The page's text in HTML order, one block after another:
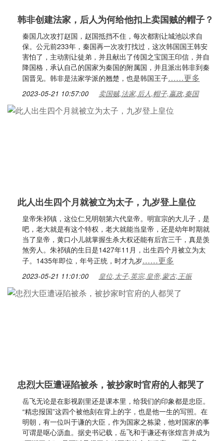
韩非创建法家，后人为何给他扣上卖国贼的帽子？
秦国几次攻打赵国，赵国抵挡不住，每次都割让城池以求自
保。公元前233年，秦国再一次攻打找过，这次韩国国王韩安
害怕了，主动割让徒弟，并且献出了传国之宝国王印信，并自
降国格，承认自己的国家为秦国的附属国，并且派出韩非到秦
国晋见。韩非是法家学派的翘楚，也是韩国王子……更多
2023-05-21 10:57:00 卖国贼,法家,后人,帽子,嬴政,秦国
此人出生四个月就被立为太子，九岁登上皇位
皇帝朱祁镇，这位仁兄明朝第六代皇帝。明宣宗的大儿子，是
吧，老大就是有这个特权，老大就能当皇帝，还是幼年时期就
当了皇帝，黄口小儿就掌握生杀大权还能有后宫三千，真是羡
煞旁人。朱祁镇的生日是1427年11月，出生四个月被立为太
子。1435年即位，年号正统，时才九岁……更多
2023-05-21 11:01:00 皇位,太子,英宗,皇帝,蒙古,王振
忠烈大臣遭诬陷被杀，被抄家时官府的人都哭了
岳飞无论是在影视剧里还是课本里，给我们的印象都是忠臣。
“精忠报国”这四个被他刻在背上的字，也是他一生的写照。在
明朝，有一位叫于谦的大臣，作为国家之栋梁，他对国家的事
可谓是呕心沥血。据史书记载，岳飞和于谦还有张煌言并成为